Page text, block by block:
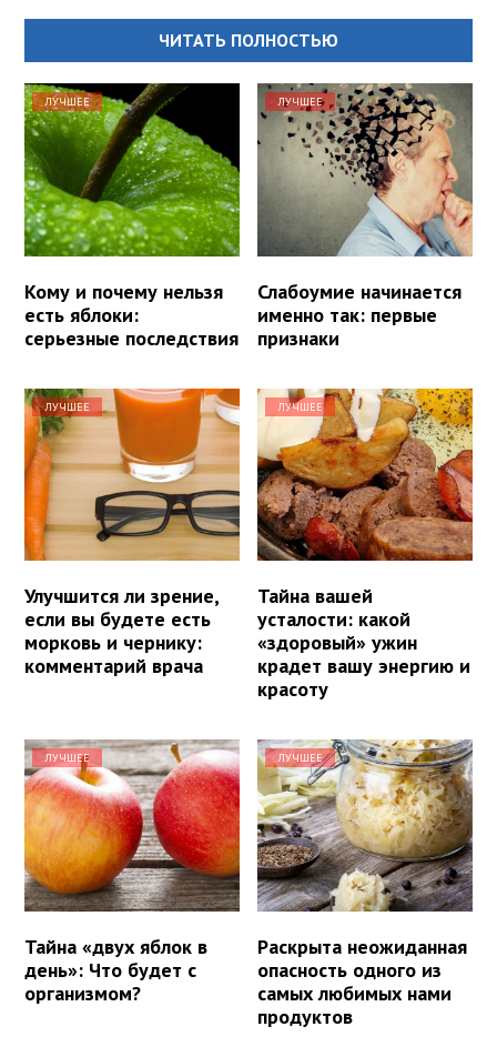
ЧИТАТЬ ПОЛНОСТЬЮ
ЛУЧШЕЕ
Кому и почему нельзя
есть яблоки:
серьезные последствия
ЛУЧШЕЕ
Слабоумие начинается
именно так: первые
признаки
ЛУЧШЕЕ
Улучшится ли зрение,
если вы будете есть
морковь и чернику:
комментарий врача
ЛУЧШЕЕ
Тайна вашей
усталости: какой
«здоровый» ужин
крадет вашу энергию и
красоту
ЛУЧШЕЕ
Тайна «двух яблок в
день»: Что будет с
организмом?
ЛУЧШЕЕ
Раскрыта неожиданная
опасность одного из
самых любимых нами
продуктов